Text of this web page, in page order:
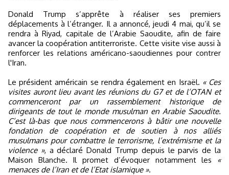
Donald Trump s’apprête à réaliser ses premiers
déplacements à l’étranger. Il a annoncé, jeudi 4 mai, qu’il se
rendra à Riyad, capitale de l’Arabie Saoudite, afin de faire
avancer la coopération antiterroriste. Cette visite vise aussi à
renforcer les relations américano-saoudiennes pour contrer
l'Iran.
Le président américain se rendra également en Israël. « Ces
visites auront lieu avant les réunions du G7 et de l’OTAN et
commenceront par un rassemblement historique de
dirigeants de tout le monde musulman en Arabie Saoudite.
C’est là-bas que nous commencerons à bâtir une nouvelle
fondation de coopération et de soutien à nos alliés
musulmans pour combattre le terrorisme, l’extrémisme et la
violence », a déclaré Donald Trump depuis le parvis de la
Maison Blanche. Il promet d’évoquer notamment les
«
menaces de l’Iran et de l’Etat islamique ».